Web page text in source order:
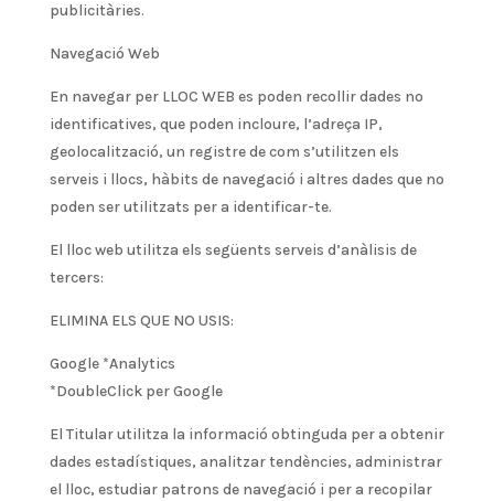
publicitàries.
Navegació Web
En navegar per LLOC WEB es poden recollir dades no
identificatives, que poden incloure, l’adreça IP,
geolocalització, un registre de com s’utilitzen els
serveis i llocs, hàbits de navegació i altres dades que no
poden ser utilitzats per a identificar-te.
El lloc web utilitza els següents serveis d’anàlisis de
tercers:
ELIMINA ELS QUE NO USIS:
Google *Analytics
*DoubleClick per Google
El Titular utilitza la informació obtinguda per a obtenir
dades estadístiques, analitzar tendències, administrar
el lloc, estudiar patrons de navegació i per a recopilar